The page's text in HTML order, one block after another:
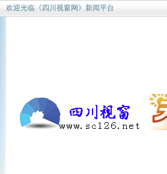
欢迎光临《四川视窗网》新闻平台